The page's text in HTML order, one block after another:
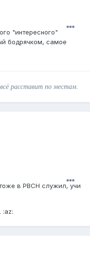
"интересного"
бодрячком, самое
расставит по местам.
в РВСН служил, учи
:az: